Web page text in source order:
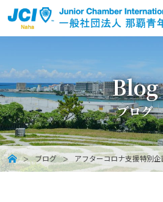
Blog
ブログ
ブログ アフターコロナ支援特別